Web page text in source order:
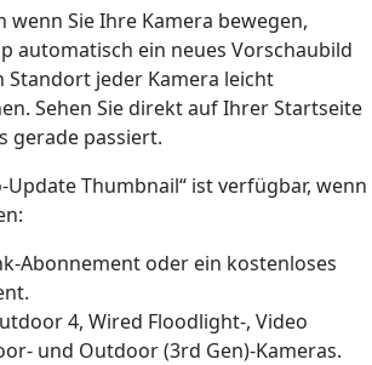
wenn Sie Ihre Kamera bewegen,
automatisch ein neues Vorschaubild
Standort jeder Kamera leicht
Sehen Sie direkt auf Ihrer Startseite
gerade passiert.
Update Thumbnail“ ist verfügbar, wenn
Abonnement oder ein kostenloses
4, Wired Floodlight-, Video
und Outdoor (3rd Gen)-Kameras.